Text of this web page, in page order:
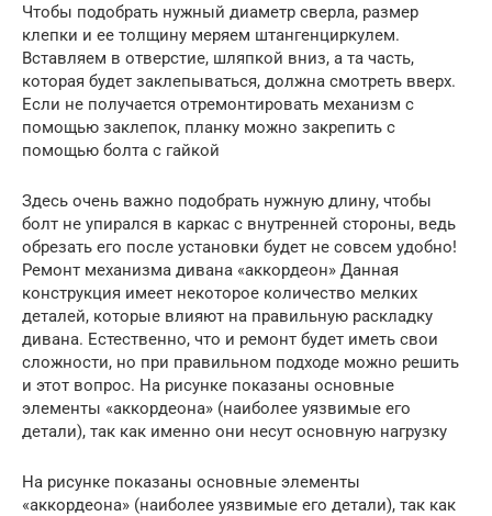
Чтобы подобрать нужный диаметр сверла, размер
клепки и ее толщину меряем штангенциркулем.
Вставляем в отверстие, шляпкой вниз, а та часть,
которая будет заклепываться, должна смотреть вверх.
Если не получается отремонтировать механизм с
помощью заклепок, планку можно закрепить с
помощью болта с гайкой
Здесь очень важно подобрать нужную длину, чтобы
болт не упирался в каркас с внутренней стороны, ведь
обрезать его после установки будет не совсем удобно!
Ремонт механизма дивана «аккордеон» Данная
конструкция имеет некоторое количество мелких
деталей, которые влияют на правильную раскладку
дивана. Естественно, что и ремонт будет иметь свои
сложности, но при правильном подходе можно решить
и этот вопрос. На рисунке показаны основные
элементы «аккордеона» (наиболее уязвимые его
детали), так как именно они несут основную нагрузку
На рисунке показаны основные элементы
«аккордеона» (наиболее уязвимые его детали), так как